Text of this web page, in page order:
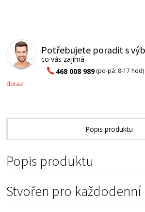
Potřebujete poradit s
co vás zajímá
468 008 989(po-pá: 8-17 hod)
dotaz
Popis produktu
Popis produktu
Stvořen pro